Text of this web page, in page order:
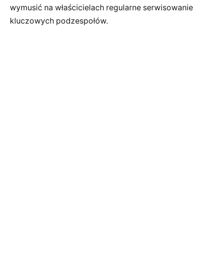
wymusić na właścicielach regularne serwisowanie
kluczowych podzespołów.